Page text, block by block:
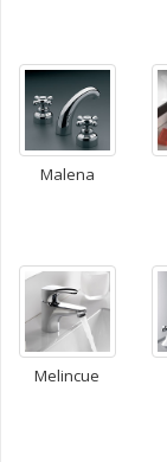
Malena
Melincue